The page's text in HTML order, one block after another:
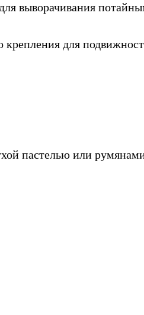
выворачивания
крепления для
пастелью или